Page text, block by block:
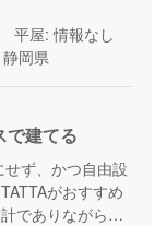
平屋: 情報なし
静岡県
で建てる
ず、かつ自由設
がおすすめ
でありながら価